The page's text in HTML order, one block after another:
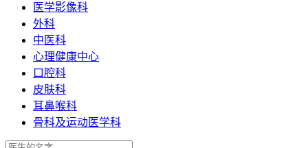
医学影像科
外科
中医科
心理健康中心
口腔科
皮肤科
耳鼻喉科
骨科及运动医学科